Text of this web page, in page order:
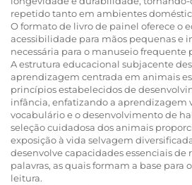
repetido tanto em ambientes
O formato de livro de painel oferece o
acessibilidade para mãos pequenas e
necessária para o manuseio frequente
A estrutura educacional subjacente
aprendizagem centrada em animais
princípios estabelecidos de
infância, enfatizando a aprendizagem
vocabulário e o desenvolvimento de
seleção cuidadosa dos animais
exposição à vida selvagem
desenvolve capacidades essenciais
palavras, as quais formam a base para
leitura.